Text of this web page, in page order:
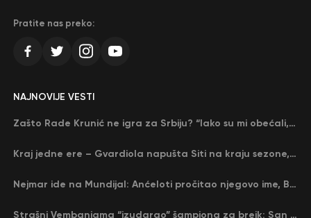
Pratite nas preko:
NAJNOVIJE VESTI
Zašto Rade Krunić ne igra za Srbiju? “Iako su mi obećali, niko me nije zvao…”
Kraj jedne ere – Gvardiola napušta Siti na kraju sezone, menja ga njegov nekadašnji rival
Nejmar ide na Mundijal: Anćeloti pročitao njegovo ime, Brazil u delirijumu (VIDEO)
Strašni Vembanjama “izudarao” šampiona za brejk: San Antonio poveo protiv Oklahome